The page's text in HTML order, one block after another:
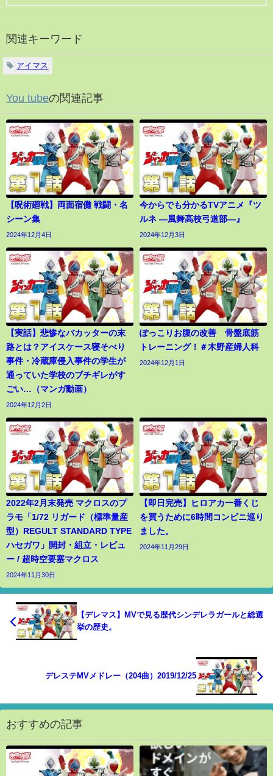
関連キーワード
アイマス
You tubeの関連記事
【呪術廻戦】両面宿儺 戦闘・名
シーン集
2024年12月4日
今からでも分かるTVアニメ『ツ
ルネ ―風舞高校弓道部―』
2024年12月3日
【実話】悲惨なバカッターの末
路とは？アイスケース寝そべり
事件・冷蔵庫侵入事件の学生が
通っていた学校のブチギレがす
ごい…（マンガ動画）
2024年12月2日
ぽっこりお腹の改善 骨盤底筋
トレーニング！＃木野産婦人科
2024年12月1日
2022年2月末発売 マクロスのプ
ラモ「1/72 リガード（標準量産
型）REGULT STANDARD TYPE
ハセガワ」開封・組立・レビュ
ー / 超時空要塞マクロス
2024年11月30日
【即日完売】ヒロアカ一番くじ
を買うために6時間コンビニ巡り
ました。
2024年11月29日
【デレマス】MVで見る歴代シンデレラガールと総選
挙の歴史。
デレステMVメドレー（204曲）2019/12/25
おすすめの記事